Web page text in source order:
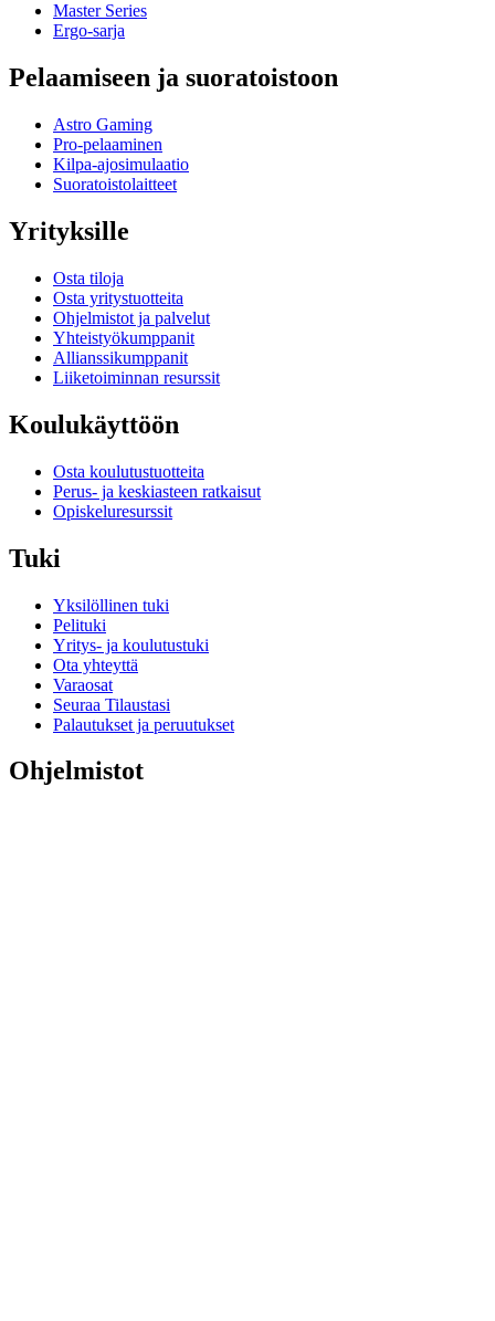
Master Series
Ergo-sarja
Pelaamiseen ja suoratoistoon
Astro Gaming
Pro-pelaaminen
Kilpa-ajosimulaatio
Suoratoistolaitteet
Yrityksille
Osta tiloja
Osta yritystuotteita
Ohjelmistot ja palvelut
Yhteistyökumppanit
Allianssikumppanit
Liiketoiminnan resurssit
Koulukäyttöön
Osta koulutustuotteita
Perus- ja keskiasteen ratkaisut
Opiskeluresurssit
Tuki
Yksilöllinen tuki
Pelituki
Yritys- ja koulutustuki
Ota yhteyttä
Varaosat
Seuraa Tilaustasi
Palautukset ja peruutukset
Ohjelmistot